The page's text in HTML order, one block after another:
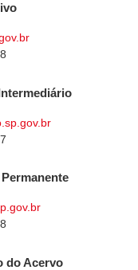
do Acervo